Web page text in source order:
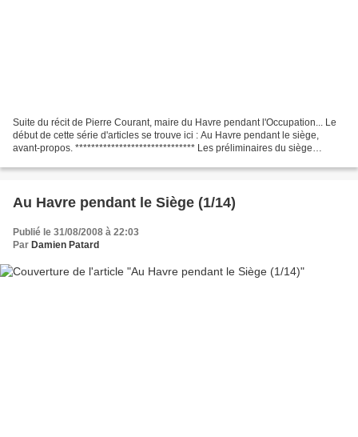
Suite du récit de Pierre Courant, maire du Havre pendant l'Occupation... Le
début de cette série d'articles se trouve ici : Au Havre pendant le siège,
avant-propos. ****************************** Les préliminaires du siège
Au Havre pendant le Siège (1/14)
Publié le 31/08/2008 à 22:03
Par Damien Patard